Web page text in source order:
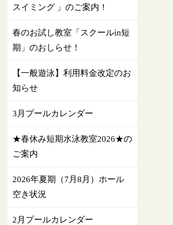
スイミング 」のご案内！
春のお試し教室「スクールin短
期」のおしらせ！
【一般遊泳】利用料金改定のお
知らせ
3月プールカレンダー
★春休み短期水泳教室2026★の
ご案内
2026年夏期（7月8月）ホール
空き状況
2月プールカレンダー